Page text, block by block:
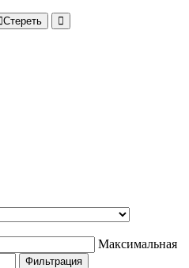
Стереть
Максимальная
Фильтрация